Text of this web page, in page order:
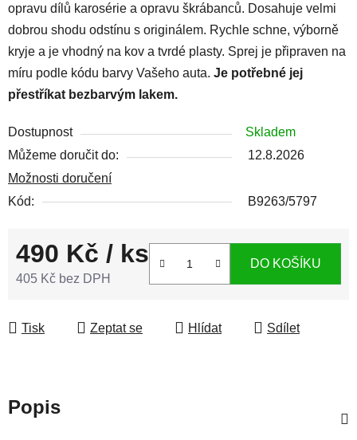
opravu dílů karosérie a opravu škrábanců. Dosahuje velmi
dobrou shodu odstínu s originálem. Rychle schne, výborně
kryje a je vhodný na kov a tvrdé plasty. Sprej je připraven na
míru podle kódu barvy Vašeho auta. Je potřebné jej
přestříkat bezbarvým lakem.
Dostupnost
Skladem
Můžeme doručit do:
12.8.2026
Možnosti doručení
Kód:
B9263/5797
490 Kč / ks
405 Kč bez DPH
DO KOŠÍKU
Tisk Zeptat se Hlídat Sdílet
Popis